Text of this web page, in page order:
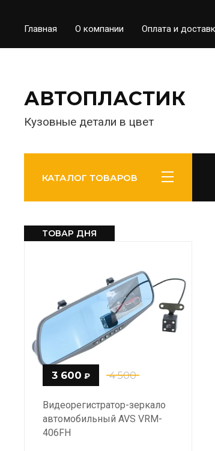
Главная О компании Оплата и
АВТОПЛАСТИК
Кузовные детали в цвет
КАТАЛОГ ТОВАРОВ
ТОВАР ДНЯ
4 500
3 600 ₽
Видеорегистратор-зеркало
автомобильный AVS VRM-
406FH